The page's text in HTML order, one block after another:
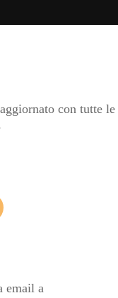
con tutte le
email a